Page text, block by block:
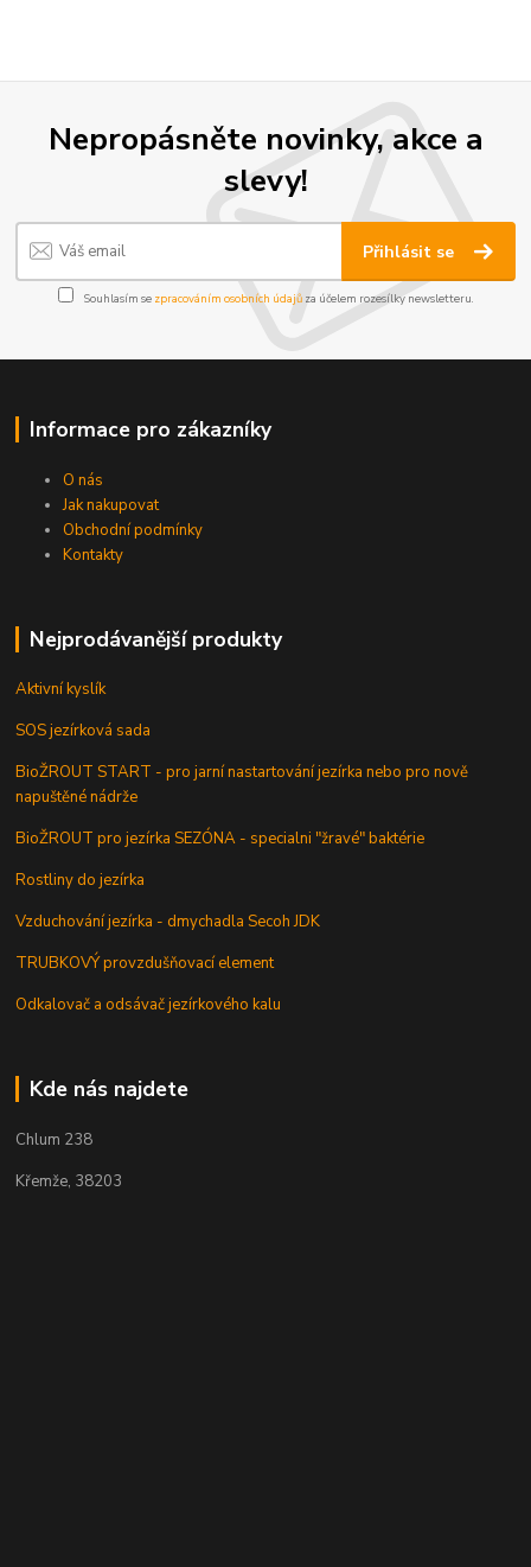
Nepropásněte novinky, akce a
slevy!
Přihlásit se
Souhlasím se zpracováním osobních údajůza účelem rozesílky newsletteru.
Informace pro zákazníky
O nás
Jak nakupovat
Obchodní podmínky
Kontakty
Nejprodávanější produkty
Aktivní kyslík
SOS jezírková sada
BioŽROUT START - pro jarní nastartování jezírka nebo pro nově
napuštěné nádrže
BioŽROUT pro jezírka SEZÓNA - specialni "žravé" baktérie
Rostliny do jezírka
Vzduchování jezírka - dmychadla Secoh JDK
TRUBKOVÝ provzdušňovací element
Odkalovač a odsávač jezírkového kalu
Kde nás najdete
Chlum 238
Křemže, 38203